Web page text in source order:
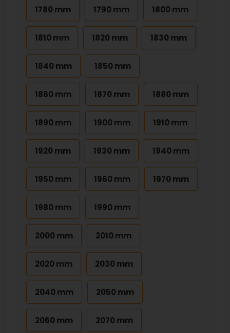
1780 mm 1790 mm 1800 mm
1810 mm 1820 mm 1830 mm
1840 mm 1850 mm
1860 mm 1870 mm 1880 mm
1890 mm 1900 mm 1910 mm
1920 mm 1930 mm 1940 mm
1950 mm 1960 mm 1970 mm
1980 mm 1990 mm
2000 mm 2010 mm
2020 mm 2030 mm
2040 mm 2050 mm
2060 mm 2070 mm